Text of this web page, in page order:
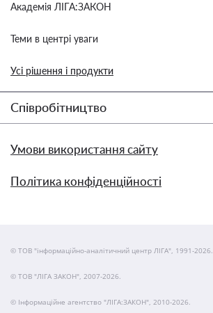
Академія ЛІГА:ЗАКОН
Теми в центрі уваги
Усі рішення і продукти
Співробітництво
Умови використання сайту
Політика конфіденційності
© ТОВ "інформаційно-аналітичний центр ЛІГА", 1991-2026.
© ТОВ "ЛІГА ЗАКОН", 2007-2026.
© Інформаційне агентство "ЛІГА:ЗАКОН", 2010-2026.